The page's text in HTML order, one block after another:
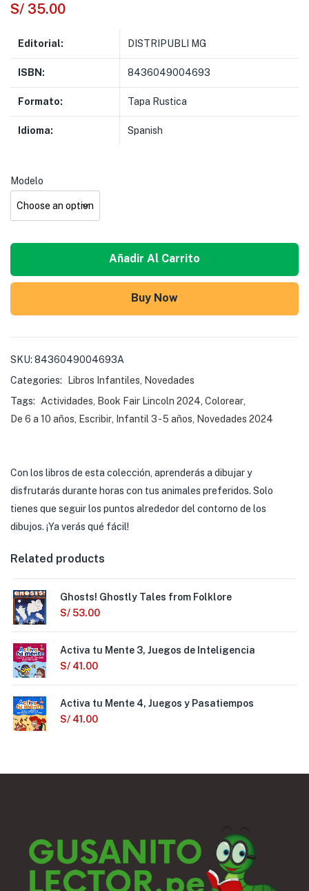
S/ 35.00
Editorial: DISTRIPUBLI MG
ISBN: 8436049004693
Formato: Tapa Rustica
Idioma: Spanish
Modelo
Añadir Al Carrito
Buy Now
SKU: 8436049004693A
Categories:
Libros Infantiles
Novedades
Tags:
Actividades Book Fair Lincoln 2024 Colorear
De 6 a 10 años
Escribir Infantil 3 - 5 años Novedades 2024
Con los libros de esta colección, aprenderás a dibujar y
disfrutarás durante horas con tus animales preferidos. Solo
tienes que seguir los puntos alrededor del contorno de los
dibujos. ¡Ya verás qué fácil!
Related products
Ghosts! Ghostly Tales from Folklore
S/ 53.00
Activa tu Mente 3, Juegos de Inteligencia
S/ 41.00
Activa tu Mente 4, Juegos y Pasatiempos
S/ 41.00